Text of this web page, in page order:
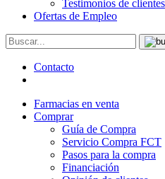
Testimonios de clientes
Ofertas de Empleo
Contacto
Farmacias en venta
Comprar
Guía de Compra
Servicio Compra FCT
Pasos para la compra
Financiación